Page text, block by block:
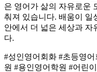
은 영어가 삶의 자유로운
춰져 있습니다. 배움이 일
안에서 더 넓은 세상과 자
다.
#성인영어회화 #초등영
원 #용인영어학원 #어린